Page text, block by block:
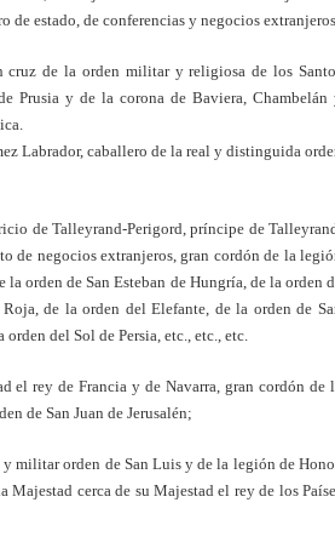
estado, de conferencias y negocios extranjeros.
cruz de la orden militar y religiosa de los
Prusia y de la corona de Baviera, Chambelán
Labrador, caballero de la real y distinguida
de Talleyrand-Perigord, príncipe de
de negocios extranjeros, gran cordón de la
orden de San Esteban de Hungría, de la orden
de la orden del Elefante, de la orden de
del Sol de Persia, etc., etc., etc.
el rey de Francia y de Navarra, gran cordón de
de San Juan de Jerusalén;
militar orden de San Luis y de la legión de
cerca de su Majestad el rey de los